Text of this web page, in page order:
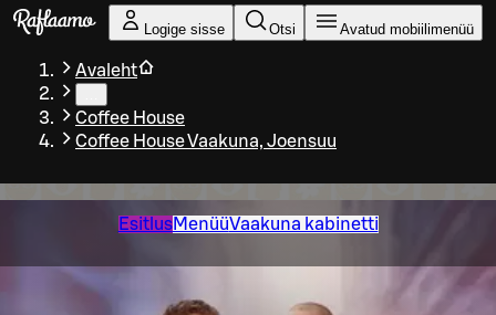
Liigu peamise sisu juurde
Logige sisse Otsi Avatud mobiilimenüü
Avaleht
Coffee House
Coffee House Vaakuna, Joensuu
EsitlusMenüüVaakuna kabinetti